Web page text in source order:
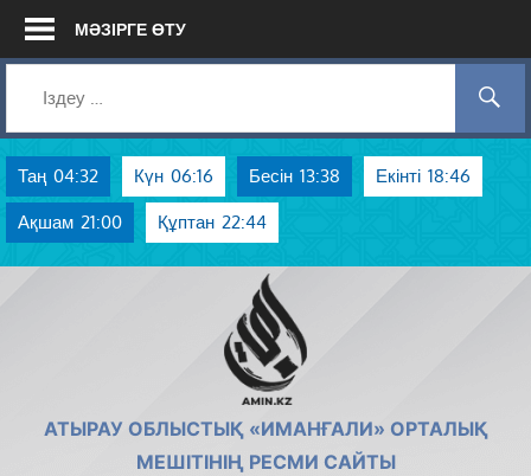
Skip
МӘЗІРГЕ ӨТУ
Таң 04:32 Күн 06:16 Бесін 13:38 Екінті 18:46
Ақшам 21:00 Құптан 22:44
АТЫРАУ ОБЛЫСТЫҚ «ИМАНҒАЛИ» ОРТАЛЫҚ
МЕШІТІНІҢ РЕСМИ САЙТЫ